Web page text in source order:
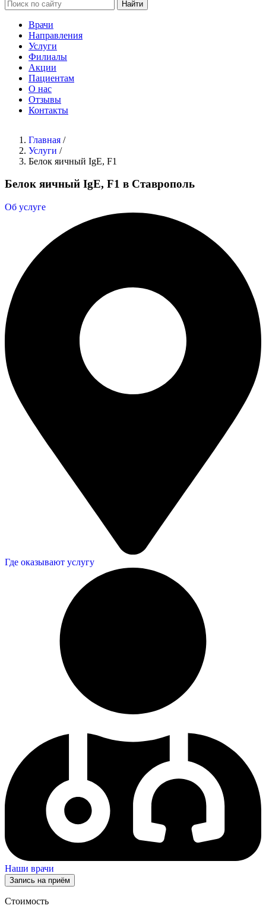
Найти
Врачи
Направления
Услуги
Филиалы
Акции
Пациентам
О нас
Отзывы
Контакты
Главная /
Услуги /
Белок яичный IgE, F1
Белок яичный IgE, F1 в Ставрополь
Об услуге
Где оказывают услугу
Наши врачи
Запись на приём
Стоимость